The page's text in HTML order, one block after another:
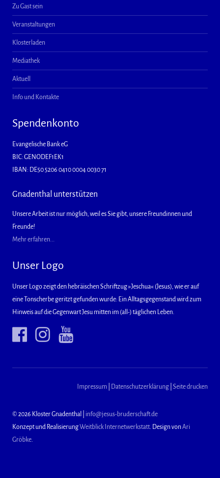
Zu Gast sein
Veranstaltungen
Klosterladen
Mediathek
Aktuell
Info und Kontakte
Spendenkonto
Evangelische Bank eG
BIC: GENODEF1EK1
IBAN: DE50 5206 0410 0004 0030 71
Gnadenthal unterstützen
Unsere Arbeit ist nur möglich, weil es Sie gibt, unsere Freundinnen und
Freunde!
Mehr erfahren...
Unser Logo
Unser Logo zeigt den hebräischen Schriftzug »Jeschua« (Jesus), wie er auf
eine Tonscherbe geritzt gefunden wurde: Ein Alltagsgegenstand wird zum
Hinweis auf die Gegenwart Jesu mitten im (all-) täglichen Leben.
Impressum Datenschutzerklärung Seite drucken
© 2026 Kloster Gnadenthal | info@jesus-bruderschaft.de
Konzept und RealisierungWeitblick Internetwerkstatt. Design vonAri
Gröbke.